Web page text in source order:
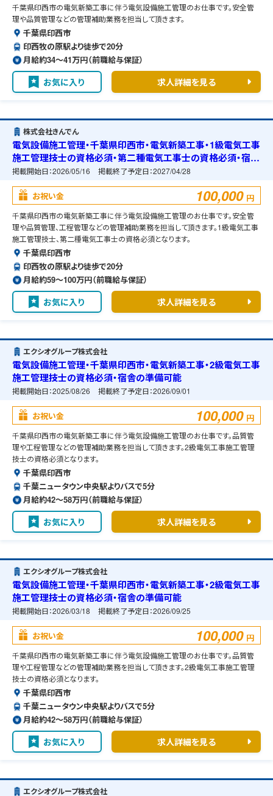
千葉県印西市の電気新築工事に伴う電気設備施工管理のお仕事です。安全管
理や品質管理などの管理補助業務を担当して頂きます。
千葉県印西市
印西牧の原駅より徒歩で20分
月給約34〜41万円（前職給与保証）
お気に入り 求人詳細を見る
株式会社きんでん
電気設備施工管理・千葉県印西市・電気新築工事・1級電気工事
施工管理技士の資格必須・第二種電気工事士の資格必須・宿舎
の準備可能
掲載開始日：2026/05/16 掲載終了予定日：2027/04/28
お祝い金 100,000 円
千葉県印西市の電気新築工事に伴う電気設備施工管理のお仕事です。安全管
理や品質管理、工程管理などの管理補助業務を担当して頂きます。1級電気工事
施工管理技士、第二種電気工事士の資格必須となります。
千葉県印西市
印西牧の原駅より徒歩で20分
月給約59〜100万円（前職給与保証）
お気に入り 求人詳細を見る
エクシオグループ株式会社
電気設備施工管理・千葉県印西市・電気新築工事・2級電気工事
施工管理技士の資格必須・宿舎の準備可能
掲載開始日：2025/08/26 掲載終了予定日：2026/09/01
お祝い金 100,000 円
千葉県印西市の電気新築工事に伴う電気設備施工管理のお仕事です。品質管
理や工程管理などの管理補助業務を担当して頂きます。2級電気工事施工管理
技士の資格必須となります。
千葉県印西市
千葉ニュータウン中央駅よりバスで5分
月給約42〜58万円（前職給与保証）
お気に入り 求人詳細を見る
エクシオグループ株式会社
電気設備施工管理・千葉県印西市・電気新築工事・2級電気工事
施工管理技士の資格必須・宿舎の準備可能
掲載開始日：2026/03/18 掲載終了予定日：2026/09/25
お祝い金 100,000 円
千葉県印西市の電気新築工事に伴う電気設備施工管理のお仕事です。品質管
理や工程管理などの管理補助業務を担当して頂きます。2級電気工事施工管理
技士の資格必須となります。
千葉県印西市
千葉ニュータウン中央駅よりバスで5分
月給約42〜58万円（前職給与保証）
お気に入り 求人詳細を見る
エクシオグループ株式会社